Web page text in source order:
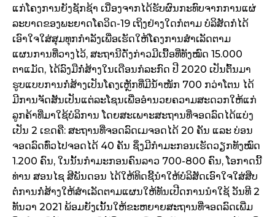
ແກ່ໂຄງການຍັງຊັກຊ້າ ເນື່ອງຈາກໄດ້ຮັບຜົນກະທົບຈາກການແຜ່
ລະບາດຂອງພະຍາດໂຄວິດ-19 ເຖິງຢ່າງໃດກໍຕາມ ບໍລິສັດກໍໄດ້
ເອົາໃຈໃສ່ສຸມທຸກກໍາລັງເພື່ອເຮັດໃຫ້ໂຄງການສໍາເລັດຕາມ
ແຜນການທີ່ວາງໄວ້, ສະຖານີດັ່ງກ່າວມີເນື້ອທີ່ທັງໝົດ 15.000
ຕາແມັດ, ໄດ້ລົງມືກໍ່ສ້າງໃນເດືອນກໍລະກົດ ປີ 2020 ເປັນຕົ້ນມາ
ຮູບແບບການກໍ່ສ້າງເປັນໂຄງເຫຼັກທີ່ມີນໍ້າໜັກ 700 ກວ່າໂຕນ ໄດ້
ມີການຈັດສັນເປັນແຕ່ລະໂຊນເພື່ອອໍານວຍຄວາມສະດວກໃຫ້ແກ່
ລູກຄ້າທີ່ມາໃຊ້ບໍລິການ ໂດຍສະເພາະສະຖານທີ່ຈອດລົດໄດ້ແບ່ງ
ເປັນ 2 ເຂດຄື: ສະຖານທີ່ຈອດລົດເມຈອດໄດ້ 20 ຄັນ ແລະ ບ່ອນ
ຈອດລົດທົ່ວໄປຈອດໄດ້ 40 ຄັນ ຊຶ່ງມີກຳມະກອນເຮັດວຽກທັງໝົດ
1.200 ຄົນ, ໃນນັ້ນກຳມະກອນຄົນລາວ 700-800 ຄົນ, ໂອກາດນີ້
ທ່ານ ສອນໄຊ ສີພັນດອນ ໄດ້ໃຫ້ທິດຊີ້ນໍາໃຫ້ບໍລິສັດເອົາໃຈໃສ່ສືບ
ຕໍ່ການກໍ່ສ້າງໃຫ້ສໍາເລັດຕາມແຜນໃຫ້ທັນເປີດການນໍາໃຊ້ ວັນທີ 2
ທັນວາ 2021 ພ້ອມຍັງເນັ້ນໃຫ້ຂະຫຍາຍສະຖານທີ່ຈອດລົດເພີ່ມ